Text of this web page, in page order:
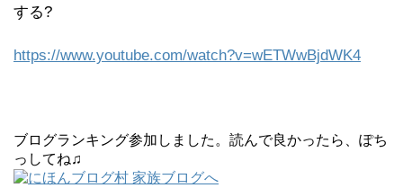
する?
https://www.youtube.com/watch?v=wETWwBjdWK4
ブログランキング参加しました。読んで良かったら、ぽち
っしてね♫